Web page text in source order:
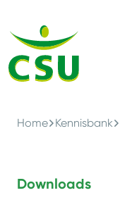
Home Kennisbank
Downloads